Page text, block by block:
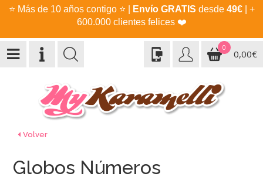
⭐ Más de 10 años contigo ⭐ Envío GRATIS desde 49€| +
600.000 clientes felices ❤️
0
0,00€
Volver
Globos Números